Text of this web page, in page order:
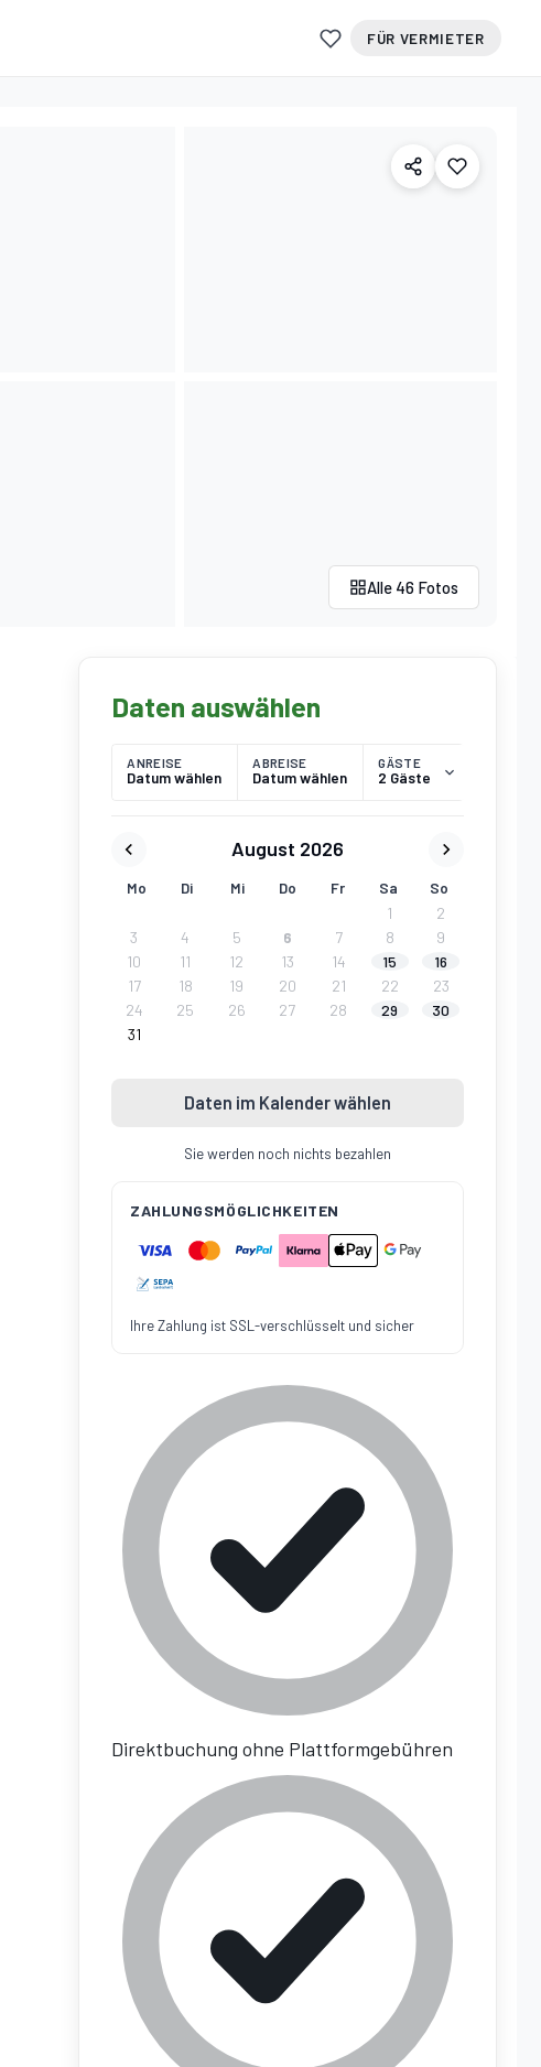
FÜR VERMIETER
Alle 46 Fotos
Daten auswählen
ANREISE
Datum wählen
ABREISE
Datum wählen
GÄSTE
2 Gäste
August 2026
Mo Di Mi Do Fr Sa
So
1
2
3
4 5 6 7 8
9
10
11 12 13 14 15
16
17
18 19 20 21 22
23
24
25 26 27 28 29
30
31
Daten im Kalender wählen
Sie werden noch nichts bezahlen
ZAHLUNGSMÖGLICHKEITEN
Ihre Zahlung ist SSL-verschlüsselt und sicher
Direktbuchung ohne Plattformgebühren